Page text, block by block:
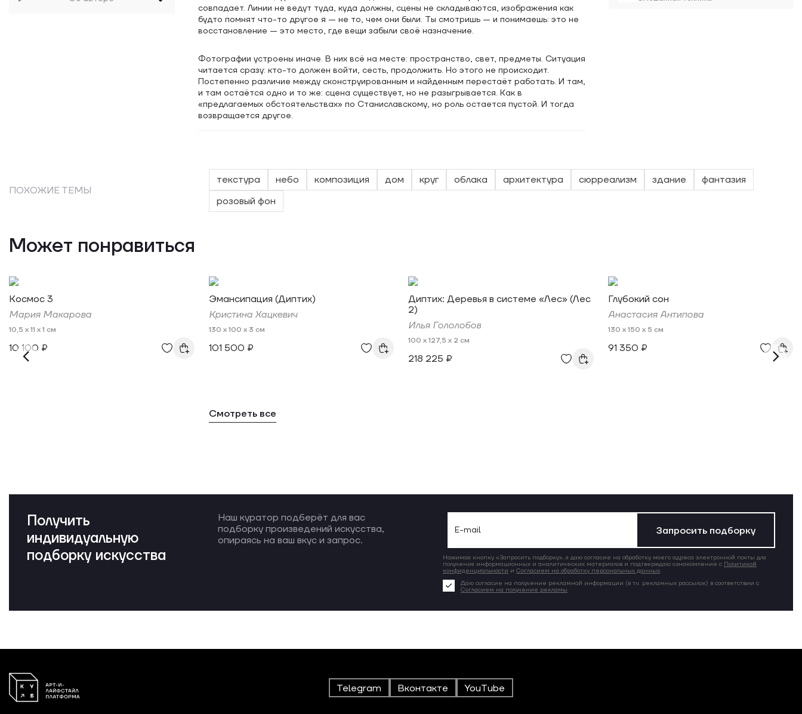
совпадает. Линии не ведут туда, куда должны, сцены не складываются, изображения как
будто помнят что-то другое я — не то, чем они были. Ты смотришь — и понимаешь: это не
восстановление — это место, где вещи забыли своё назначение.
Фотографии устроены иначе. В них всё на месте: пространство, свет, предметы. Ситуация
читается сразу: кто-то должен войти, сесть, продолжить. Но этого не происходит.
Постепенно различие между сконструированным и найденным перестаёт работать. И там,
и там остаётся одно и то же: сцена существует, но не разыгрывается. Как в
«предлагаемых обстоятельствах» по Станиславскому, но роль остается пустой. И тогда
возвращается другое.
ПОХОЖИЕ ТЕМЫ
текстура небо композиция дом круг облака архитектура сюрреализм здание
фантазия
розовый фон
Может понравиться
Космос 3
Мария Макарова
10,5 x 11 x 1 см
10 100 ₽
Эмансипация (Диптих)
Кристина Хацкевич
130 x 100 x 3 см
101 500 ₽
Диптих: Деревья в системе «Лес» (Лес
2)
Илья Гололобов
100 x 127,5 x 2 см
218 225 ₽
Глубокий сон
Анастасия Антипова
130 x 150 x 5 см
91 350 ₽
Смотреть все
Получить
индивидуальную
подборку искусства
Наш куратор подберёт для вас
подборку произведений искусства,
опираясь на ваш вкус и запрос.
Запросить подборку
Нажимая кнопку «Запросить подборку», я даю согласие на обработку моего адреса электронной почты для
получения информационных и аналитических материалов и подтверждаю ознакомление с Политикой
конфиденциальности и Согласием на обработку персональных данных.
Даю согласие на получение рекламной информации (в т.ч. рекламных рассылок) в соответствии с
Согласием на получение рекламы
Telegram Вконтакте YouTube